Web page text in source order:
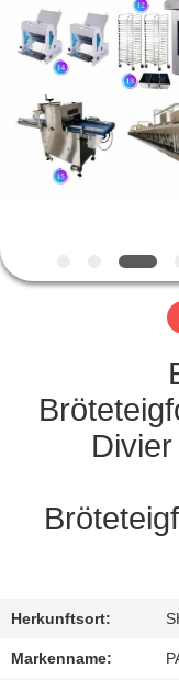
FABRIK-
AUSFLUG
SIE
MIT
FORDERN
EIN
ZITAT
Herkunftsort:
Markenname: